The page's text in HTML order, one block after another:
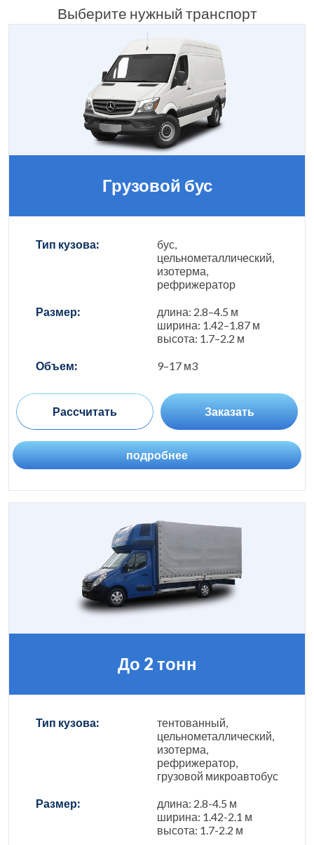
Выберите нужный транспорт
Грузовой бус
Тип кузова:
бус,
цельнометаллический,
изотерма,
рефрижератор
Размер:
длина: 2.8–4.5 м
ширина: 1.42–1.87 м
высота: 1.7–2.2 м
Объем: 9–17 м3
Рассчитать Заказать
подробнее
До 2 тонн
Тип кузова:
тентованный,
цельнометаллический,
изотерма,
рефрижератор,
грузовой микроавтобус
Размер:
длина: 2.8-4.5 м
ширина: 1.42-2.1 м
высота: 1.7-2.2 м